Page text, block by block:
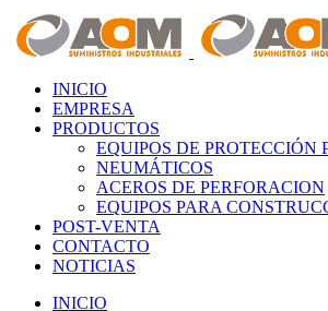
INICIO
EMPRESA
PRODUCTOS
EQUIPOS DE PROTECCIÓN
NEUMÁTICOS
ACEROS DE PERFORACION
EQUIPOS PARA
POST-VENTA
CONTACTO
NOTICIAS
INICIO